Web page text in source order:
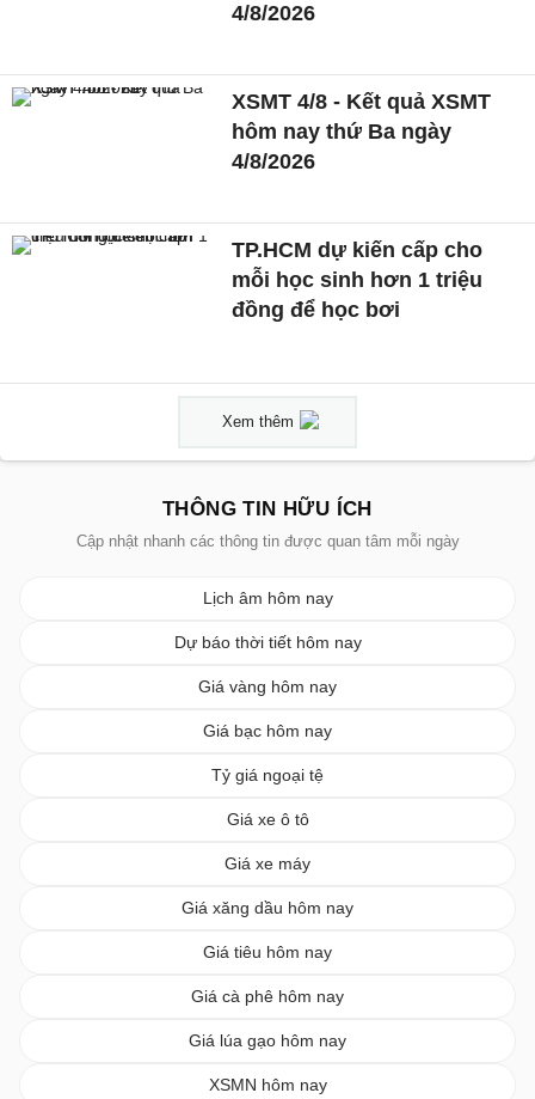
4/8/2026
XSMT 4/8 - Kết quả XSMT
hôm nay thứ Ba ngày
4/8/2026
TP.HCM dự kiến cấp cho
mỗi học sinh hơn 1 triệu
đồng để học bơi
Xem thêm
THÔNG TIN HỮU ÍCH
Cập nhật nhanh các thông tin được quan tâm mỗi ngày
Lịch âm hôm nay
Dự báo thời tiết hôm nay
Giá vàng hôm nay
Giá bạc hôm nay
Tỷ giá ngoại tệ
Giá xe ô tô
Giá xe máy
Giá xăng dầu hôm nay
Giá tiêu hôm nay
Giá cà phê hôm nay
Giá lúa gạo hôm nay
XSMN hôm nay